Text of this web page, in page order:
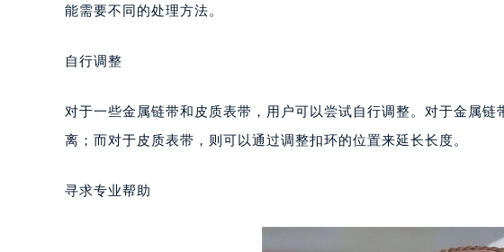
厦门市思明区湖滨东路95号华润大厦写字楼B座11层
长沙市芙蓉区定王台街道建湘路393号世茂环球金融
郑州市二七区铭功路10号华润大厦写字楼29层2905
乌鲁木齐市天山区红山路26号时代广场（CCMALL
能需要不同的处理方法。
自行调整
对于一些金属链带和皮质表带，用户可以尝试自行调整。对于金属
离；而对于皮质表带，则可以通过调整扣环的位置来延长长度。
寻求专业帮助